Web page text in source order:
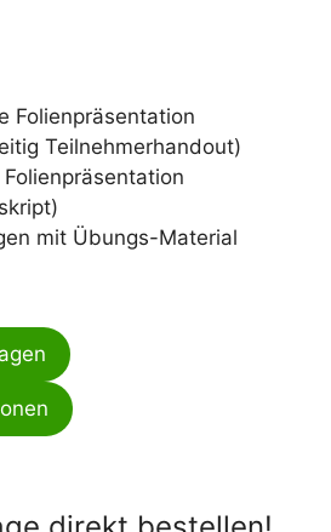
Folienpräsentation
Teilnehmerhandout)
mit Übungs-Material